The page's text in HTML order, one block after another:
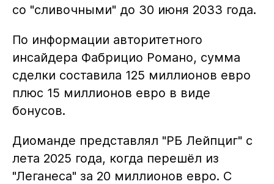
со "сливочными" до 30 июня 2033 года.
По информации авторитетного
инсайдера Фабрицио Романо, сумма
сделки составила 125 миллионов евро
плюс 15 миллионов евро в виде
бонусов.
Диоманде представлял "РБ Лейпциг" с
лета 2025 года, когда перешёл из
"Леганеса" за 20 миллионов евро. С